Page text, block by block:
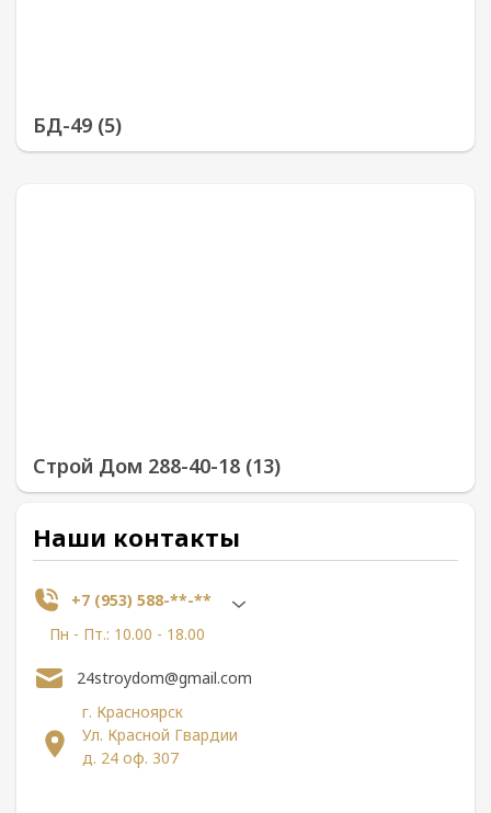
БД-49 (5)
Строй Дом 288-40-18 (13)
Наши контакты
+7 (953) 588-**-**
Пн - Пт.: 10.00 - 18.00
г. Красноярск
Ул. Красной Гвардии
д. 24 оф. 307
24stroydom@gmail.com